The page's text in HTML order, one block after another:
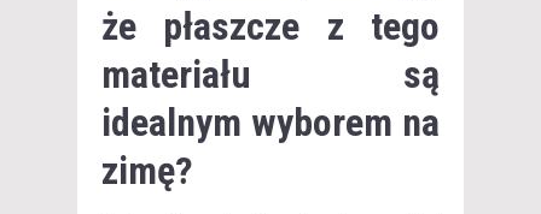
że płaszcze z tego
materiału są
idealnym wyborem na
zimę?